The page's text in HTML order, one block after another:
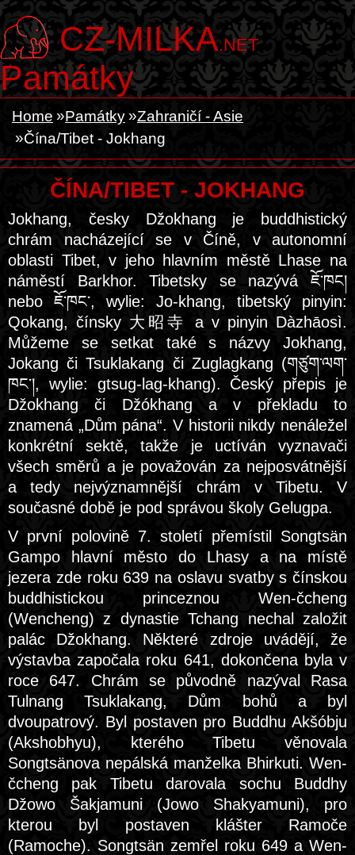
CZ-MILKA.NET
Památky
Home Památky
Zahraničí - Asie
Čína/Tibet - Jokhang
ČÍNA/TIBET - JOKHANG
Jokhang, česky Džokhang je buddhistický
chrám nacházející se v Číně, v autonomní
oblasti Tibet, v jeho hlavním městě Lhase na
náměstí Barkhor. Tibetsky se nazývá ཇོ་ཁང།
nebo ཇོ་ཁང་, wylie: Jo-khang, tibetský pinyin:
Qokang, čínsky 大昭寺 a v pinyin Dàzhāosì.
Můžeme se setkat také s názvy Jokhang,
Jokang či Tsuklakang či Zuglagkang (གཙུག་ལག་
ཁང༌།, wylie: gtsug-lag-khang). Český přepis je
Džokhang či Džókhang a v překladu to
znamená „Dům pána“. V historii nikdy nenáležel
konkrétní sektě, takže je uctíván vyznavači
všech směrů a je považován za nejposvátnější
a tedy nejvýznamnější chrám v Tibetu. V
současné době je pod správou školy Gelugpa.
V první polovině 7. století přemístil Songtsän
Gampo hlavní město do Lhasy a na místě
jezera zde roku 639 na oslavu svatby s čínskou
buddhistickou princeznou Wen-čcheng
(Wencheng) z dynastie Tchang nechal založit
palác Džokhang. Některé zdroje uvádějí, že
výstavba započala roku 641, dokončena byla v
roce 647. Chrám se původně nazýval Rasa
Tulnang Tsuklakang, Dům bohů a byl
dvoupatrový. Byl postaven pro Buddhu Akšóbju
(Akshobhyu), kterého Tibetu věnovala
Songtsänova nepálská manželka Bhirkuti. Wen-
čcheng pak Tibetu darovala sochu Buddhy
Džowo Šakjamuni (Jowo Shakyamuni), pro
kterou byl postaven klášter Ramoče
(Ramoche). Songtsän zemřel roku 649 a Wen-